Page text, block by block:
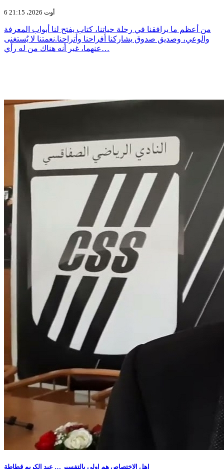
6 أوت 2026، 21:15
من أعظم ما يرافقنا في رحلة حياتنا، كتاب يفتح لنا أبواب المعرفة
والوعي، وصديق صدوق يشاركنا أفراحنا وأتراحنا.نعمتنا لا يٌستغنى
عنهما، غير أنه هناك من له رأي…
اهل الاختصاص هم اولى بالتفسير … عبد الكريم قطاطة